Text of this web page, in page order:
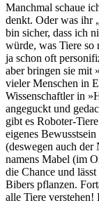
Manchmal schaue
denkt. Oder was ihr
bin sicher, dass ich
würde, was Tiere so
ja schon oft
aber bringen sie mit
vieler Menschen in
Wissenschaftler in
angeguckt und
gibt es Roboter-
eigenes
(deswegen auch der
namens Mabel (im
die Chance und
Bibers pflanzen.
alle Tiere